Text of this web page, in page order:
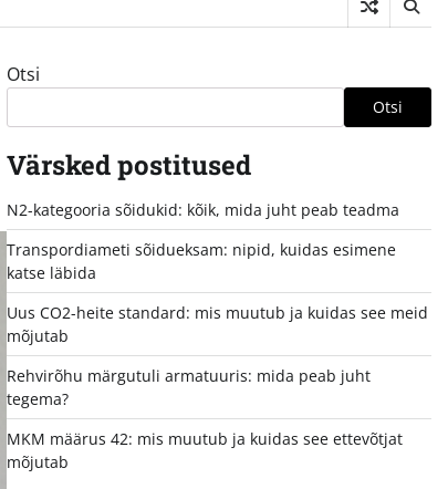
Otsi
Otsi
Värsked postitused
N2-kategooria sõidukid: kõik, mida juht peab teadma
Transpordiameti sõidueksam: nipid, kuidas esimene
katse läbida
Uus CO2-heite standard: mis muutub ja kuidas see meid
mõjutab
Rehvirõhu märgutuli armatuuris: mida peab juht
tegema?
MKM määrus 42: mis muutub ja kuidas see ettevõtjat
mõjutab